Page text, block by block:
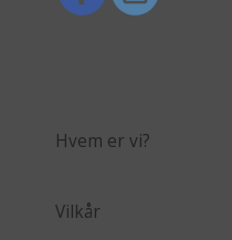
Hvem er vi?
Vilkår